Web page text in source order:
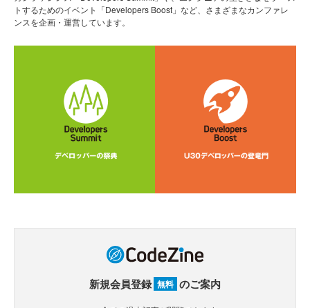
トするためのイベント「Developers Boost」など、さまざまなカンファレ
ンスを企画・運営しています。
新規会員登録 無料 のご案内